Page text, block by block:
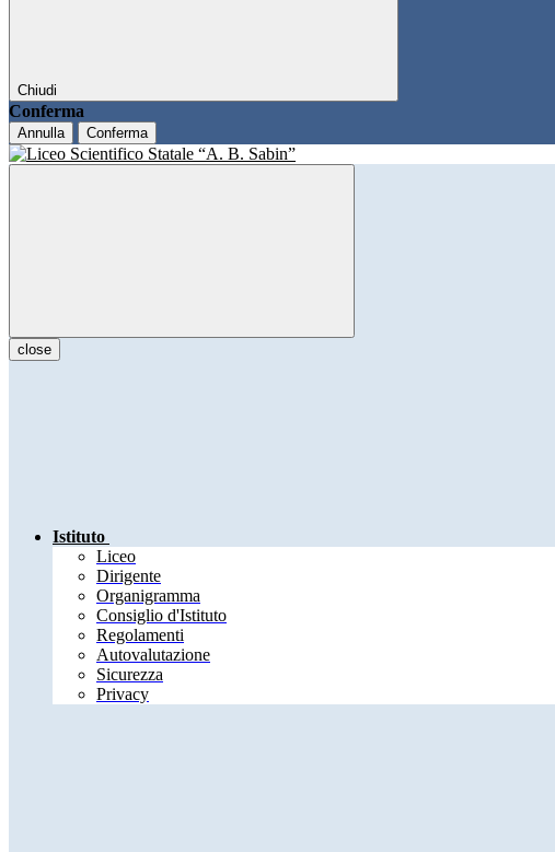
Chiudi
Conferma
Annulla Conferma
close
Istituto
Liceo
Dirigente
Organigramma
Consiglio d'Istituto
Regolamenti
Autovalutazione
Sicurezza
Privacy